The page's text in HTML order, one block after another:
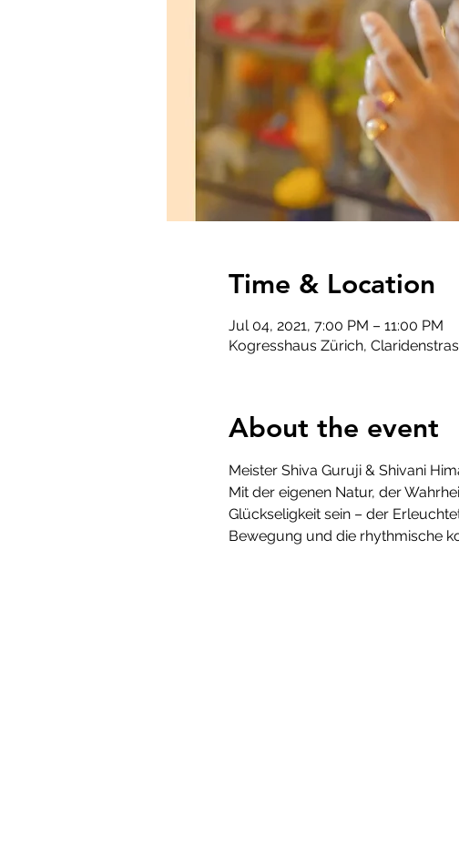
Time & Location
Jul 04, 2021, 7:00 PM – 11:00 PM
Kogresshaus Zürich,
About the event
Meister Shiva Guruji & Shivani
Mit der eigenen Natur, der
Glückseligkeit sein – der
Bewegung und die rhythmische